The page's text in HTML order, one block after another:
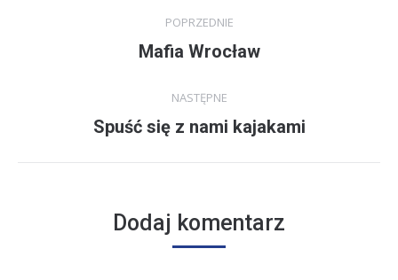
navigation
POPRZEDNIE
Previous
Mafia Wrocław
NASTĘPNE
Next
Spuść się z nami kajakami
Dodaj komentarz